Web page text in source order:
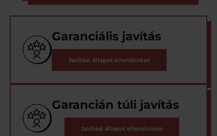
Garanciális javítás
Javítási állapot ellenőrzése
Garancián túli javítás
Javítási állapot ellenőrzése